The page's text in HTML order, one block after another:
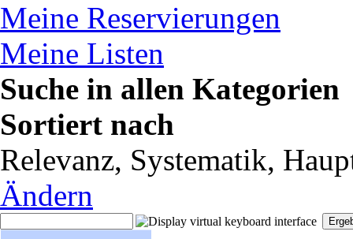
Meine Reservierungen
Meine Listen
Suche in allen Kategorien
Sortiert nach
Relevanz, Systematik,
Ändern